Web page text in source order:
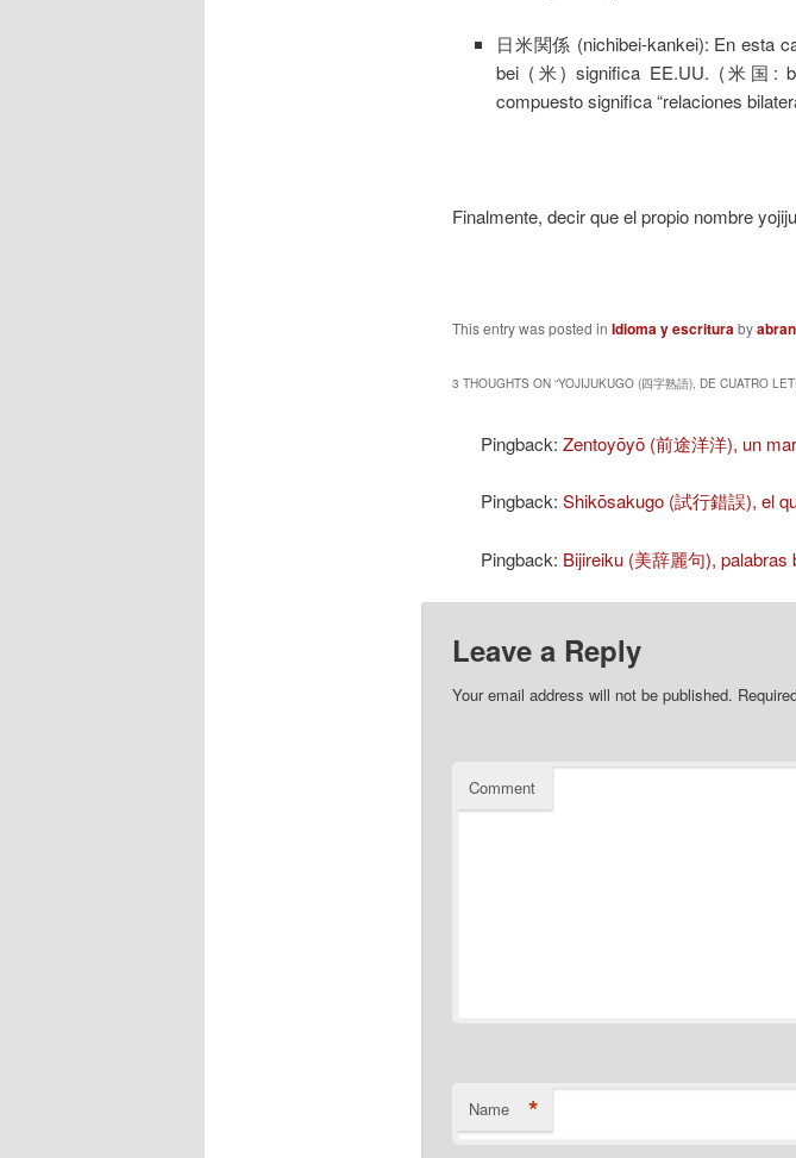
日米関係 (nichibei-kankei): En esta
bei (米) significa EE.UU. (米国:
compuesto significa “relaciones
Finalmente, decir que el propio nombre
This entry was posted in Idioma y escritura by
3 THOUGHTS ON “YOJIJUKUGO (四字熟語), DE CUATRO
Pingback:Zentoyōyō (前途洋洋), un
Pingback:Shikōsakugo (試行錯誤), el
Pingback: Bijireiku (美辞麗句), palabras
Leave a Reply
Your email address will not be published.
Comment
Name *